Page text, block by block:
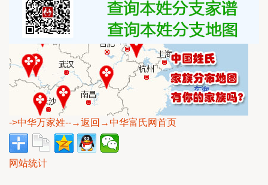
->中华万家姓--→返回→中华富氏网首页
网站统计